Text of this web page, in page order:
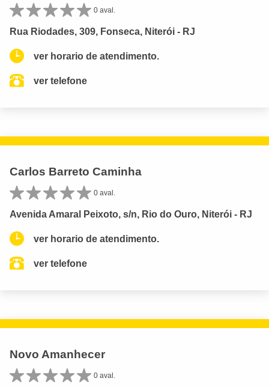
0 aval.
Rua Riodades, 309, Fonseca, Niterói - RJ
ver horario de atendimento.
ver telefone
Carlos Barreto Caminha
0 aval.
Avenida Amaral Peixoto, s/n, Rio do Ouro, Niterói - RJ
ver horario de atendimento.
ver telefone
Novo Amanhecer
0 aval.